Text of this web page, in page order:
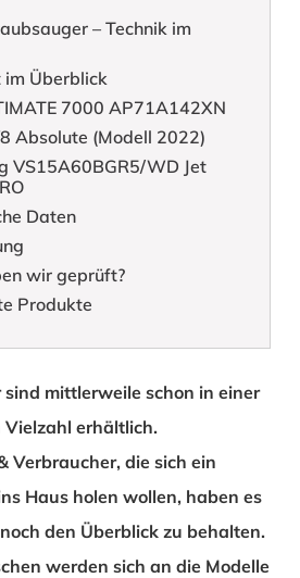
– Technik im
im Überblick
7000 AP71A142XN
Absolute (Modell 2022)
VS15A60BGR5/WD Jet
Daten
wir geprüft?
Produkte
mittlerweile schon in einer
erhältlich.
Verbraucher, die sich ein
Haus holen wollen, haben es
den Überblick zu behalten.
werden sich an die Modelle